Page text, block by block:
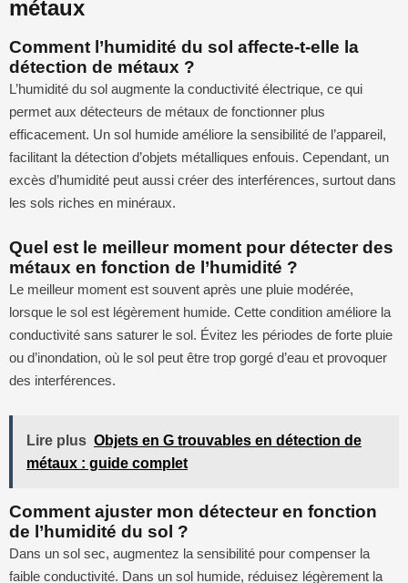
métaux
Comment l’humidité du sol affecte-t-elle la
détection de métaux ?
L’humidité du sol augmente la conductivité électrique, ce qui
permet aux détecteurs de métaux de fonctionner plus
efficacement. Un sol humide améliore la sensibilité de l’appareil,
facilitant la détection d’objets métalliques enfouis. Cependant, un
excès d’humidité peut aussi créer des interférences, surtout dans
les sols riches en minéraux.
Quel est le meilleur moment pour détecter des
métaux en fonction de l’humidité ?
Le meilleur moment est souvent après une pluie modérée,
lorsque le sol est légèrement humide. Cette condition améliore la
conductivité sans saturer le sol. Évitez les périodes de forte pluie
ou d’inondation, où le sol peut être trop gorgé d’eau et provoquer
des interférences.
Lire plus Objets en G trouvables en détection de
métaux : guide complet
Comment ajuster mon détecteur en fonction
de l’humidité du sol ?
Dans un sol sec, augmentez la sensibilité pour compenser la
faible conductivité. Dans un sol humide, réduisez légèrement la